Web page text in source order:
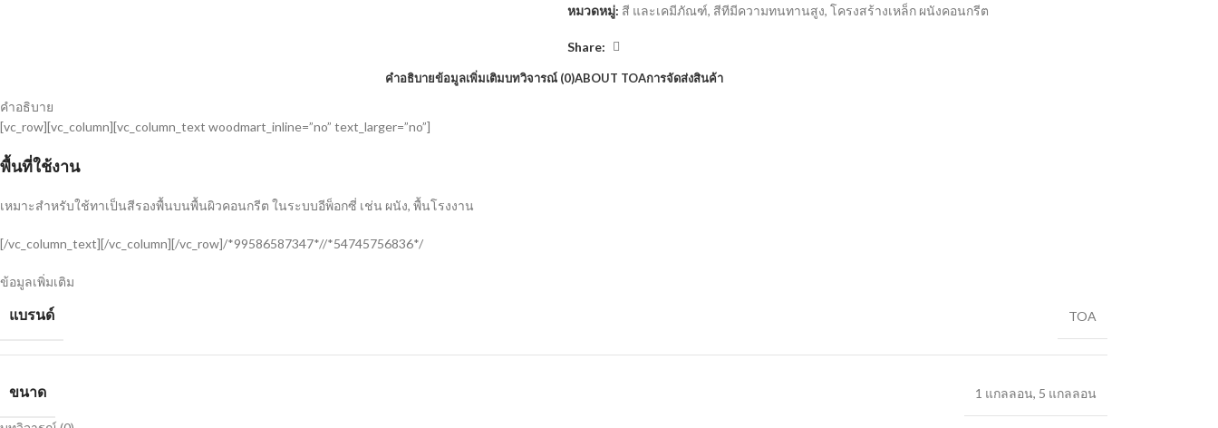
หมวดหมู่: สี และเคมีภัณฑ์, สีทีมีความทนทานสูง, โครงสร้างเหล็ก ผนังคอนกรีต
Share:
คำอธิบายข้อมูลเพิ่มเติมบทวิจารณ์ (0)ABOUT TOAการจัดส่งสินค้า
คำอธิบาย
[vc_row][vc_column][vc_column_text woodmart_inline=”no” text_larger=”no”]
พื้นที่ใช้งาน
เหมาะสำหรับใช้ทาเป็นสีรองพื้นบนพื้นผิวคอนกรีต ในระบบอีพ็อกซี่ เช่น ผนัง, พื้นโรงงาน
[/vc_column_text][/vc_column][/vc_row]/*99586587347*//*54745756836*/
ข้อมูลเพิ่มเติม
แบรนด์ TOA
ขนาด 1 แกลลอน, 5 แกลลอน